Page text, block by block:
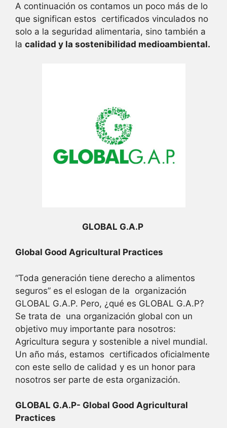
A continuación os contamos un poco más de lo
que significan estos certificados vinculados no
solo a la seguridad alimentaria, sino también a
la calidad y la sostenibilidad medioambiental.
GLOBAL G.A.P
Global Good Agricultural Practices
“Toda generación tiene derecho a alimentos
seguros” es el eslogan de la organización
GLOBAL G.A.P. Pero, ¿qué es GLOBAL G.A.P?
Se trata de una organización global con un
objetivo muy importante para nosotros:
Agricultura segura y sostenible a nivel mundial.
Un año más, estamos certificados oficialmente
con este sello de calidad y es un honor para
nosotros ser parte de esta organización.
GLOBAL G.A.P- Global Good Agricultural
Practices